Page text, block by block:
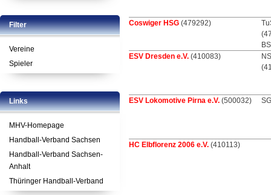
Filter
Vereine
Spieler
Links
MHV-Homepage
Handball-Verband Sachsen
Handball-Verband Sachsen-
Anhalt
Thüringer Handball-Verband
Coswiger HSG (479292)
ESV Dresden e.V. (410083)
ESV Lokomotive Pirna e.V. (500032)
HC Elbflorenz 2006 e.V. (410113)